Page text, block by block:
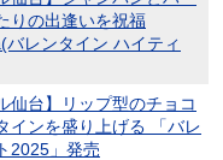
りの出逢いを祝福
バレンタイン ハイティ
仙台】リップ型のチョコ
インを盛り上げる 「バレ
2025」発売